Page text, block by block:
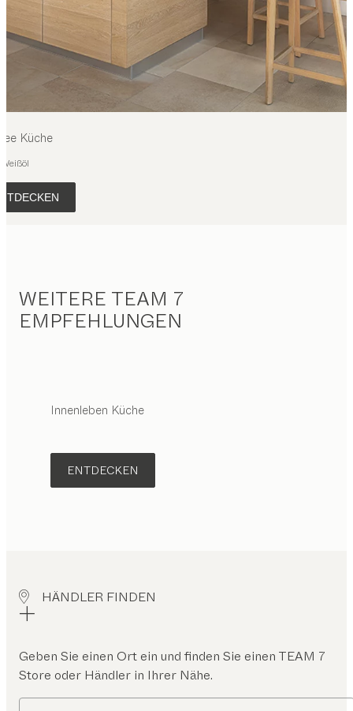
Küche
WEITERE TEAM 7
EMPFEHLUNGEN
Innenleben Küche
ENTDECKEN
HÄNDLER FINDEN
Geben Sie einen Ort ein und finden Sie einen TEAM 7
Store oder Händler in Ihrer Nähe.